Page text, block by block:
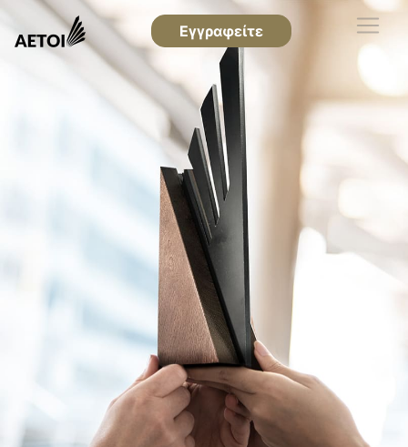
Εγγραφείτε